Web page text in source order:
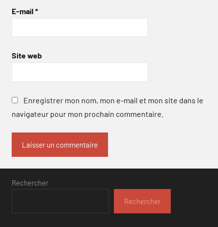
E-mail *
Site web
Enregistrer mon nom, mon e-mail et mon site dans le
navigateur pour mon prochain commentaire.
Rechercher
Rechercher